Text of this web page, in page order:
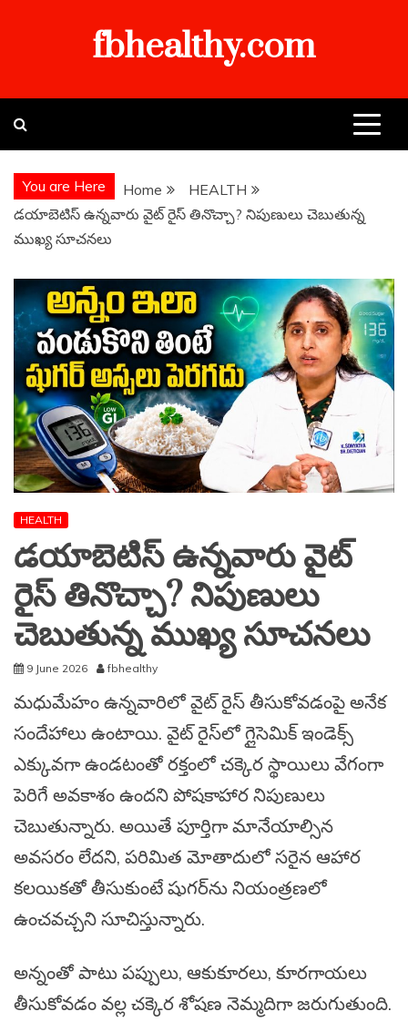
fbhealthy.com
You are Here Home
HEALTH
డయాబెటిస్ ఉన్నవారు వైట్ రైస్ తినొచ్చా? నిపుణులు చెబుతున్న
ముఖ్య సూచనలు
HEALTH
డయాబెటిస్ ఉన్నవారు వైట్
రైస్ తినొచ్చా? నిపుణులు
చెబుతున్న ముఖ్య సూచనలు
9 June 2026 fbhealthy
మధుమేహం ఉన్నవారిలో వైట్ రైస్ తీసుకోవడంపై అనేక
సందేహాలు ఉంటాయి. వైట్ రైస్‌లో గ్లైసెమిక్ ఇండెక్స్
ఎక్కువగా ఉండటంతో రక్తంలో చక్కెర స్థాయిలు వేగంగా
పెరిగే అవకాశం ఉందని పోషకాహార నిపుణులు
చెబుతున్నారు. అయితే పూర్తిగా మానేయాల్సిన
అవసరం లేదని, పరిమిత మోతాదులో సరైన ఆహార
కలయికతో తీసుకుంటే షుగర్‌ను నియంత్రణలో
ఉంచవచ్చని సూచిస్తున్నారు.
అన్నంతో పాటు పప్పులు, ఆకుకూరలు, కూరగాయలు
తీసుకోవడం వల్ల చక్కెర శోషణ నెమ్మదిగా జరుగుతుంది.